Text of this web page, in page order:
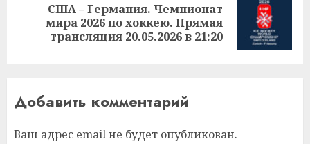
Следующая
запись:
США – Германия. Чемпионат
мира 2026 по хоккею. Прямая
трансляция 20.05.2026 в 21:20
Добавить комментарий
Ваш адрес email не будет опубликован.